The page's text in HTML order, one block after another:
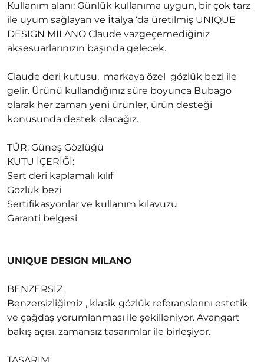
Kullanım alanı: Günlük kullanıma uygun, bir çok tarz
ile uyum sağlayan ve İtalya ‘da üretilmiş UNIQUE
DESIGN MILANO Claude vazgeçemediğiniz
aksesuarlarınızın başında gelecek.
Claude deri kutusu, markaya özel gözlük bezi ile
gelir. Ürünü kullandığınız süre boyunca Bubago
olarak her zaman yeni ürünler, ürün desteği
konusunda destek olacağız.
TÜR: Güneş Gözlüğü
KUTU İÇERİĞİ:
Sert deri kaplamalı kılıf
Gözlük bezi
Sertifikasyonlar ve kullanım kılavuzu
Garanti belgesi
UNIQUE DESIGN MILANO
BENZERSİZ
Benzersizliğimiz , klasik gözlük referanslarını estetik
ve çağdaş yorumlanması ile şekilleniyor. Avangart
bakış açısı, zamansız tasarımlar ile birleşiyor.